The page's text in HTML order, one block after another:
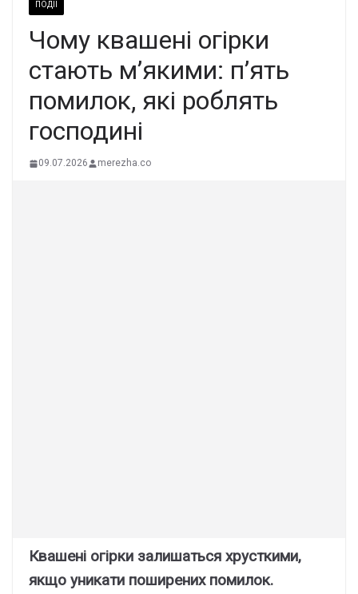
ПОДІЇ
Чому квашені огірки
стають м’якими: п’ять
помилок, які роблять
господині
09.07.2026 merezha.co
Квашені огірки залишаться хрусткими,
якщо уникати поширених помилок.